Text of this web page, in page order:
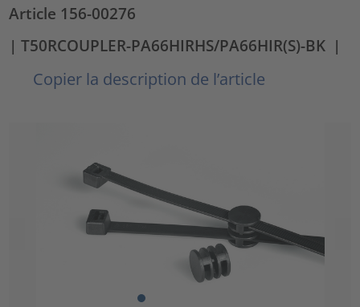
Article 156-00276
| T50RCOUPLER-PA66HIRHS/PA66HIR(S)-BK |
Copier la description de l’article